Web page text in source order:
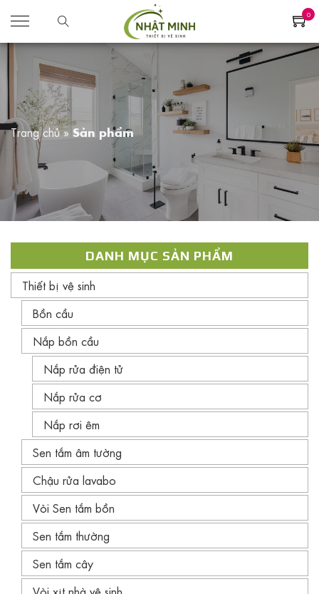
0
Trang chủ» Sản phẩm
DANH MỤC SẢN PHẨM
Thiết bị vệ sinh
Bồn cầu
Nắp bồn cầu
Nắp rửa điện tử
Nắp rửa cơ
Nắp rơi êm
Sen tắm âm tường
Chậu rửa lavabo
Vòi Sen tắm bồn
Sen tắm thường
Sen tắm cây